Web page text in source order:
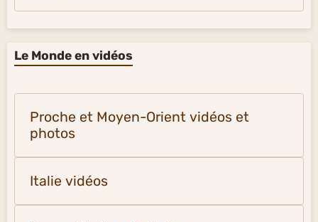
Le Monde en vidéos
Proche et Moyen-Orient vidéos et
photos
Italie vidéos